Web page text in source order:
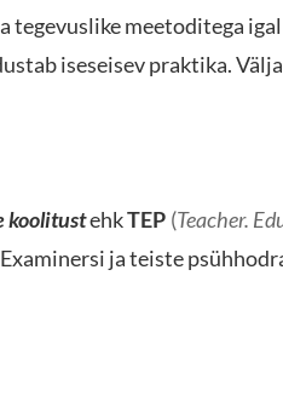
meetoditega
iseseisev praktika.
koolitustehkTEP (Teacher.
Examinersi ja teiste